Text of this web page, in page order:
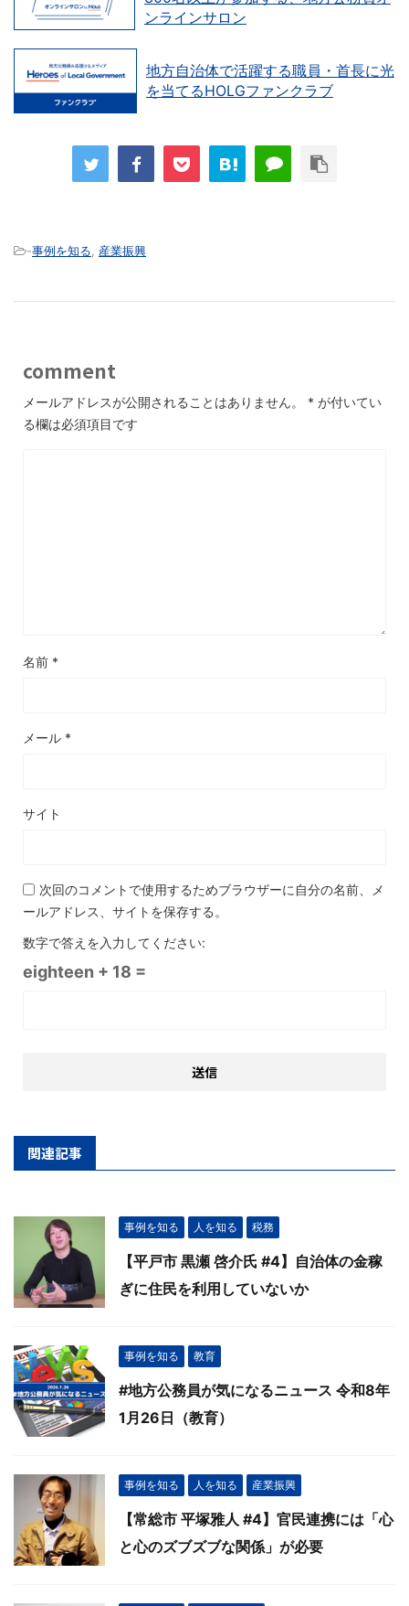
ンラインサロン
地方自治体で活躍する職員・首長に光
を当てるHOLGファンクラブ
-事例を知る, 産業振興
comment
メールアドレスが公開されることはありません。 * が付いてい
る欄は必須項目です
名前 *
メール *
サイト
次回のコメントで使用するためブラウザーに自分の名前、メ
ールアドレス、サイトを保存する。
数字で答えを入力してください:
eighteen + 18 =
関連記事
事例を知る 人を知る 税務
【平戸市 黒瀬 啓介氏 #4】自治体の金稼
ぎに住民を利用していないか
事例を知る 教育
#地方公務員が気になるニュース 令和8年
1月26日（教育）
事例を知る 人を知る 産業振興
【常総市 平塚雅人 #4】官民連携には「心
と心のズブズブな関係」が必要